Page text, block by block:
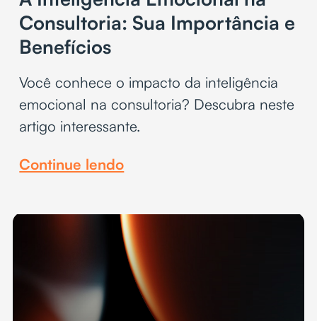
Consultoria: Sua Importância e
Benefícios
Você conhece o impacto da inteligência
emocional na consultoria? Descubra neste
artigo interessante.
Continue lendo